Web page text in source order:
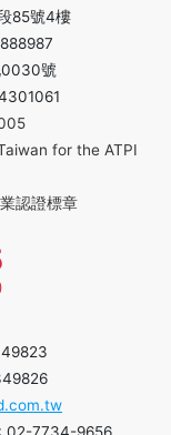
85號4樓
0030號
for the ATPI
認證標章